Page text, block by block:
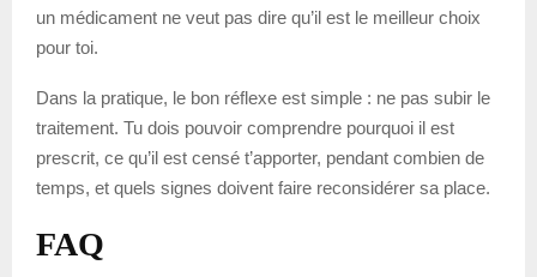
un médicament ne veut pas dire qu’il est le meilleur choix
pour toi.
Dans la pratique, le bon réflexe est simple : ne pas subir le
traitement. Tu dois pouvoir comprendre pourquoi il est
prescrit, ce qu’il est censé t’apporter, pendant combien de
temps, et quels signes doivent faire reconsidérer sa place.
FAQ